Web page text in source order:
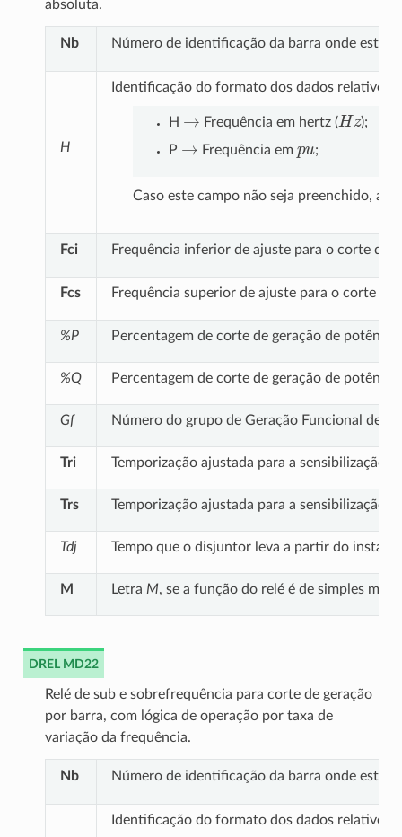
absoluta.
Nb Número de identificação da barra onde está
H
Identificação do formato dos dados relativos
H → Frequência em hertz (Hz );
P
→ Frequência em ;
Caso este campo não seja preenchido,
Fci Frequência inferior de ajuste para o corte de
Fcs Frequência superior de ajuste para o corte
%P Percentagem de corte de geração de
%Q Percentagem de corte de geração de
Gf Número do grupo de Geração Funcional
Tri Temporização ajustada para a sensibilização
Trs Temporização ajustada para a sensibilização
Tdj Tempo que o disjuntor leva a partir do
M Letra M, se a função do relé é de simples
DREL MD22
Relé de sub e sobrefrequência para corte de geração
por barra, com lógica de operação por taxa de
variação da frequência.
Nb Número de identificação da barra onde está
Identificação do formato dos dados relativos